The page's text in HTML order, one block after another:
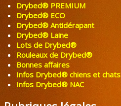
Drybed® PREMIUM
Drybed® ECO
Drybed® Antidérapant
Drybed® Laine
Lots de Drybed®
Rouleaux de Drybed®
Bonnes affaires
Infos Drybed® chiens et chats
Infos Drybed® NAC